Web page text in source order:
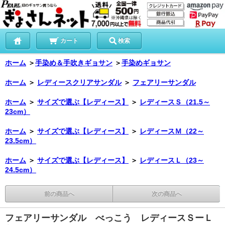
カート 検索
ホーム ＞手染め＆手吹きギョサン ＞手染めギョサン
ホーム ＞ レディースクリアサンダル ＞ フェアリーサンダル
ホーム ＞ サイズで選ぶ【レディース】 ＞ レディースＳ（21.5～
23cm）
ホーム ＞ サイズで選ぶ【レディース】 ＞ レディースＭ（22～
23.5cm）
ホーム ＞ サイズで選ぶ【レディース】 ＞ レディースＬ（23～
24.5cm）
前の商品へ 次の商品へ
フェアリーサンダル べっこう レディースＳーＬ